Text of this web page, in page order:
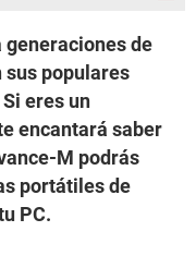
de
sus populares
eres un
encantará saber
M podrás
portátiles de
PC.